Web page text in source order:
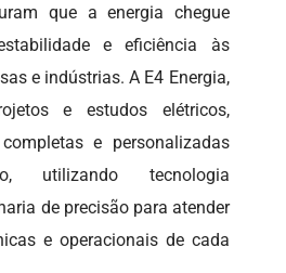
que a energia chegue
e eficiência às
e indústrias. A E4 Energia,
e estudos elétricos,
e personalizadas
utilizando tecnologia
de precisão para atender
e operacionais de cada